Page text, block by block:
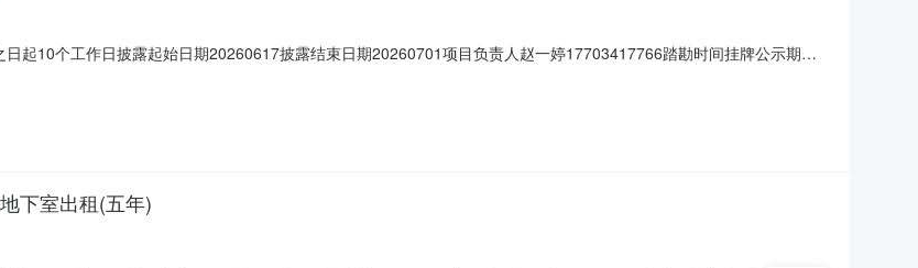
起10个工作日披露起始日期20260617披露结束日期20260701项目负责人赵一婷17703417766踏勘时间挂牌公示期内
结束日期20260701标的简况其他资产类型二手车品牌大众牌FV7160B
下室出租(五年)